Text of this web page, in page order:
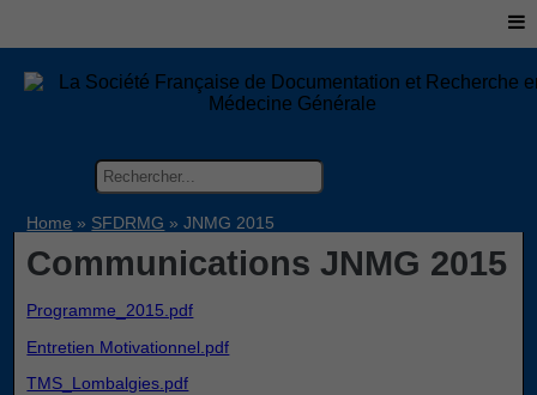
Home » SFDRMG »JNMG 2015
Communications JNMG 2015
Programme_2015.pdf
Entretien Motivationnel.pdf
TMS_Lombalgies.pdf